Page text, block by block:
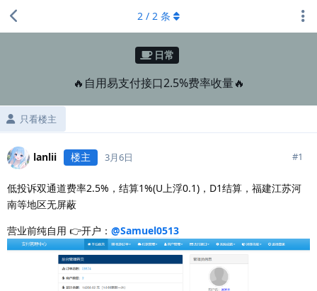
日常
🔥自用易支付接口2.5%费率收量🔥
只看楼主
2 / 2 条
lanlii 楼主 3月6日 #1
低投诉双通道费率2.5%，结算1%(U上浮0.1)，D1结算，福建江苏河
南等地区无屏蔽
营业前纯自用 👉开户： @Samuel0513